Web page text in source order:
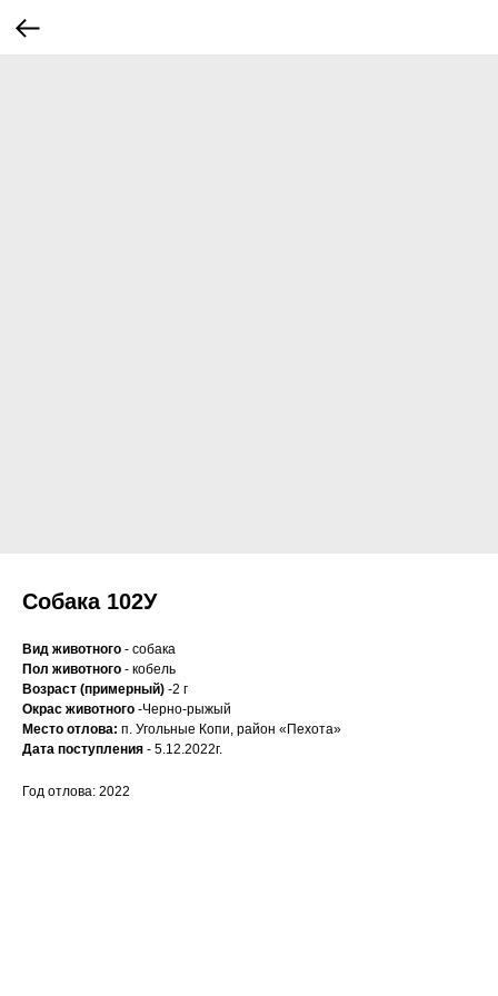
Собака 102У
Вид животного - собака
Пол животного - кобель
Возраст (примерный) -2 г
Окрас животного -Черно-рыжый
Место отлова: п. Угольные Копи, район «Пехота»
Дата поступления - 5.12.2022г.
Год отлова: 2022